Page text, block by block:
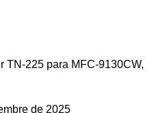
TN-225 para MFC-9130CW,
de 2025